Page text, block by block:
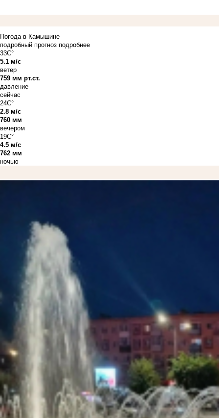
Погода в Камышине
подробный прогноз подробнее
33C°
5.1 м/с
ветер
759 мм рт.ст.
давление
сейчас
24C°
2.8 м/с
760 мм
вечером
19C°
4.5 м/с
762 мм
ночью